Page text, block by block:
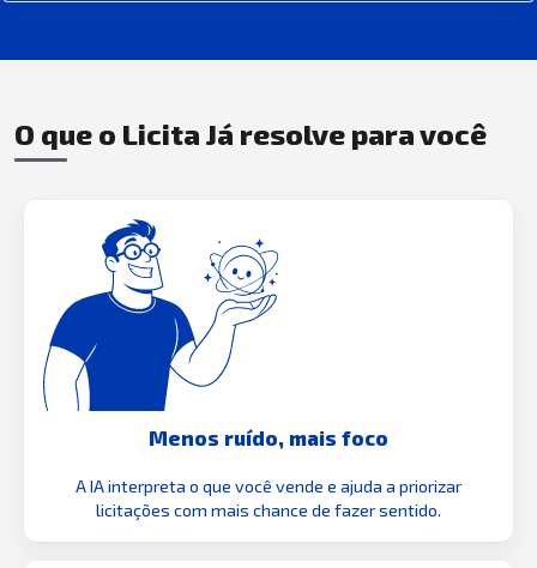
O que o Licita Já resolve para você
Menos ruído, mais foco
A IA interpreta o que você vende e ajuda a priorizar
licitações com mais chance de fazer sentido.